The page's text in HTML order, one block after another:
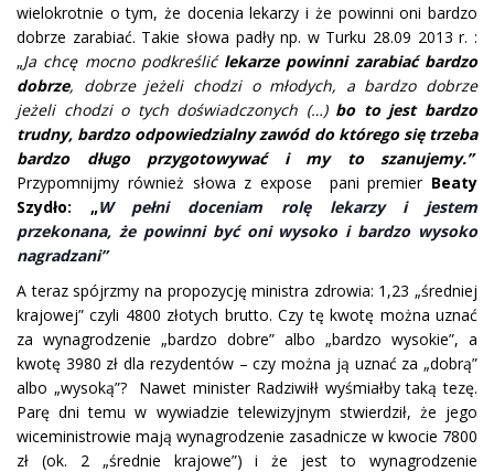
wielokrotnie o tym, że docenia lekarzy i że powinni oni bardzo
dobrze zarabiać. Takie słowa padły np. w Turku 28.09 2013 r. :
„Ja chcę mocno podkreślić lekarze powinni zarabiać bardzo
dobrze, dobrze jeżeli chodzi o młodych, a bardzo dobrze
jeżeli chodzi o tych doświadczonych (…) bo to jest bardzo
trudny, bardzo odpowiedzialny zawód do którego się trzeba
bardzo długo przygotowywać i my to szanujemy.”
Przypomnijmy również słowa z expose pani premier Beaty
Szydło: „W pełni doceniam rolę lekarzy i jestem
przekonana, że powinni być oni wysoko i bardzo wysoko
nagradzani”
A teraz spójrzmy na propozycję ministra zdrowia: 1,23 „średniej
krajowej” czyli 4800 złotych brutto. Czy tę kwotę można uznać
za wynagrodzenie „bardzo dobre” albo „bardzo wysokie”, a
kwotę 3980 zł dla rezydentów – czy można ją uznać za „dobrą”
albo „wysoką”? Nawet minister Radziwiłł wyśmiałby taką tezę.
Parę dni temu w wywiadzie telewizyjnym stwierdził, że jego
wiceministrowie mają wynagrodzenie zasadnicze w kwocie 7800
zł (ok. 2 „średnie krajowe”) i że jest to wynagrodzenie